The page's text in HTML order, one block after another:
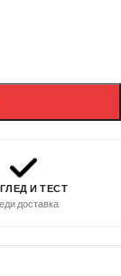
И ТЕСТ
доставка